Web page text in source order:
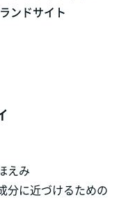
ンドサイト
えみ
分に近づけるための